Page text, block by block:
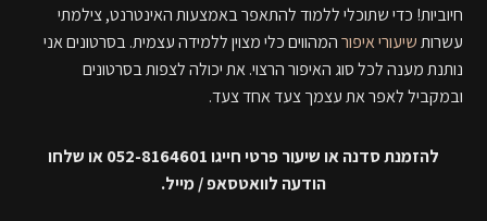
חיוביות! כדי שתוכלי ללמוד להתאפר באמצעות האינטרנט, צילמתי
עשרותשיעורי איפורהמהווים כלי מצוין ללמידה עצמית. בסרטונים אני
נותנת מענה לכל סוג האיפור הרצוי. את יכולה לצפות בסרטונים
ובמקביל לאפר את עצמך צעד אחד צעד.
להזמנת סדנה או שיעור פרטי חייגו 052-8164601 או שלחו
הודעה לוואטסאפ / מייל.